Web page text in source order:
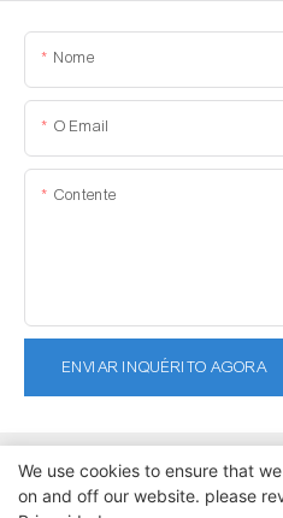
Nome
O Email
Contente
ENVIAR INQUÉRITO AGORA
We use cookies to ensure that
on and off our website. please